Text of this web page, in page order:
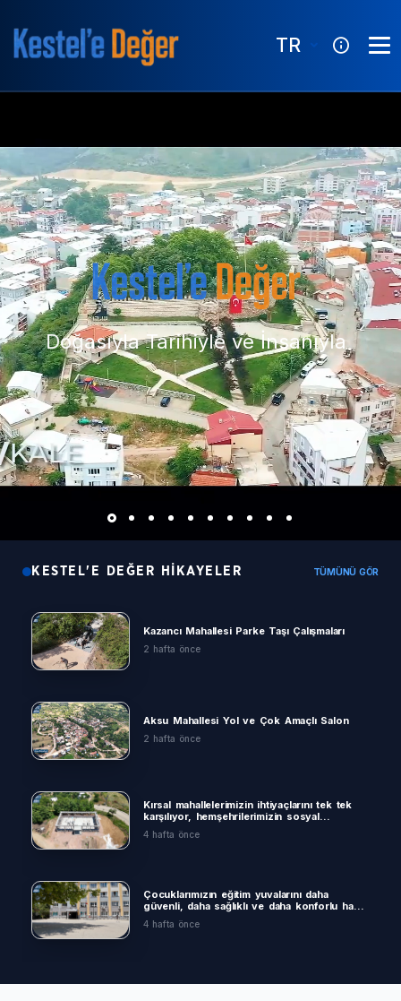
TR
Doğasıyla Tarihiyle ve İnsanıyla
KESTEL'E DEĞER HIKAYELER TÜMÜNÜ GÖR
Kazancı Mahallesi Parke Taşı Çalışmaları
2 hafta önce
Aksu Mahallesi Yol ve Çok Amaçlı Salon
2 hafta önce
Kırsal mahallelerimizin ihtiyaçlarını tek tek
karşılıyor, hemşehrilerimizin sosyal
yaşamına değer katacak yatırımları hayata
geçiriyoruz
4 hafta önce
Çocuklarımızın eğitim yuvalarını daha
güvenli, daha sağlıklı ve daha konforlu hale
getiriyoruz.
4 hafta önce
Şoför kardeşlerimizin daha sağlıklı ve